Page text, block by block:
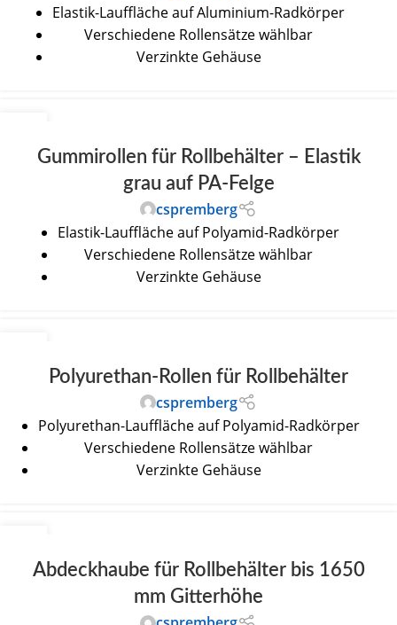
Elastik-Lauffläche auf Aluminium-Radkörper
Verschiedene Rollensätze wählbar
Verzinkte Gehäuse
Gummirollen für Rollbehälter – Elastik
grau auf PA-Felge
cspremberg
Elastik-Lauffläche auf Polyamid-Radkörper
Verschiedene Rollensätze wählbar
Verzinkte Gehäuse
Polyurethan-Rollen für Rollbehälter
cspremberg
Polyurethan-Lauffläche auf Polyamid-Radkörper
Verschiedene Rollensätze wählbar
Verzinkte Gehäuse
Abdeckhaube für Rollbehälter bis 1650
mm Gitterhöhe